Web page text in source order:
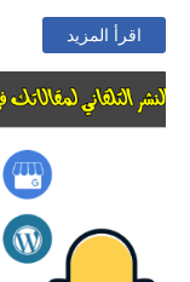
اقرأ المزيد